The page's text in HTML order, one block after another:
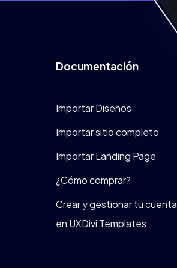
Documentación
Importar Diseños
Importar sitio completo
Importar Landing Page
¿Cómo comprar?
Crear y gestionar tu cuenta
en UXDivi Templates